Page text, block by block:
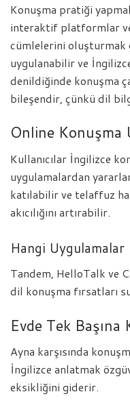
Konuşma pratiği
interaktif platformlar ve
cümlelerini oluşturmak
uygulanabilir ve
denildiğinde konuşma
bileşendir, çünkü dil
Online Konuşma
Kullanıcılar İngilizce
uygulamalardan
katılabilir ve telaffuz
akıcılığını artırabilir.
Hangi Uygulamalar
Tandem, HelloTalk ve
dil konuşma fırsatları
Evde Tek
Ayna karşısında
İngilizce anlatmak
eksikliğini giderir.